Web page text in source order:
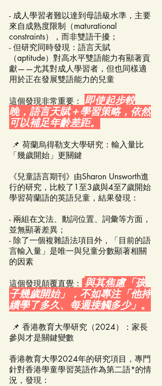
- 成人學習者難以達到母語級水準，主要
來自成熟度限制（maturational
constraints），而非雙語干擾；
- 但研究同時發現：語言天賦
（aptitude）對高水平雙語能力有顯著貢
獻——尤其對成人學習者，但也同樣適
用於正在發展雙語能力的兒童
這個發現非常重要：
即使起步較
晚，語言天賦＋學習策略，依然
可以補足年齡差距。
「幾歲開始」更關鍵
《兒童語言期刊》由Sharon Unsworth進
行的研究，比較了1至3歲與4至7歲開始
學習荷蘭語的英語兒童，結果發現：
- 兩組在文法、動詞位置、詞彙等方面，
並無顯著差異；
- 除了一個複雜語法項目外，「目前的語
言輸入量」是唯一與兒童分數顯著相關
的因素
這個發現顛覆直覺：
與其焦慮「孩
子幾歲開始」，不如專注「他持
續學了多久、每週接觸多少」。
參與才是關鍵變數
香港教育大學2024年的研究項目，專門
針對香港學童學習英語作為第二語*的情
況，發現：